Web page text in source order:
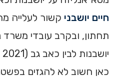
חיים יושבני קשור לעלייה
תחתון, ובקרב עובדי
כאן חשוב לא להגזים